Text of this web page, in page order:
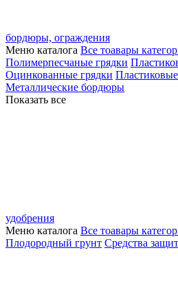
бордюры, ограждения
Меню каталога Все тоавары
Полимерпесчаные грядки
Оцинкованные грядки
Металлические бордюры
Показать все
удобрения
Меню каталога Все тоавары
Плодородный грунт Средства